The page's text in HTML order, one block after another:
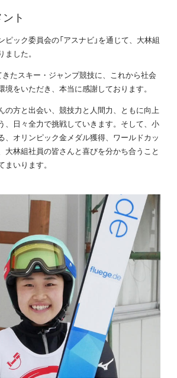
ト
ピック委員会の「アスナビ」を通じて、大林組
した。
たスキー・ジャンプ競技に、これから社会
境をいただき、本当に感謝しております。
の方と出会い、競技力と人間力、ともに向上
、日々全力で挑戦していきます。そして、小
、オリンピック金メダル獲得、ワールドカッ
大林組社員の皆さんと喜びを分かち合うこと
いります。